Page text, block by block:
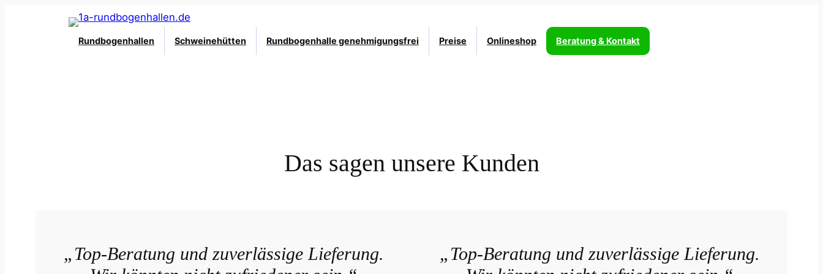
Rundbogenhallen Schweinehütten Rundbogenhalle genehmigungsfrei Preise Onlineshop Beratung & Kontakt
Das sagen unsere Kunden
„Top-Beratung und zuverlässige Lieferung.
„Top-Beratung und zuverlässige Lieferung.